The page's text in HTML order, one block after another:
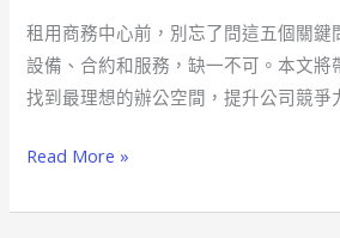
租用商務中心前，別忘了問這五個關鍵
設備、合約和服務，缺一不可。本文將
找到最理想的辦公空間，提升公司競爭
心
前
必
的
Read More »